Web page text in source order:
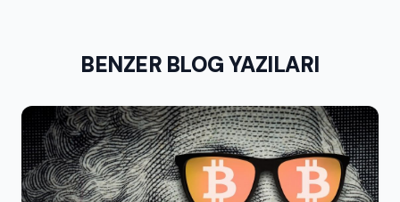
BENZER BLOG YAZILARI